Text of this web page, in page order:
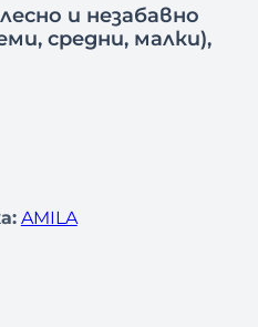
и незабавно
средни, малки),
AMILA